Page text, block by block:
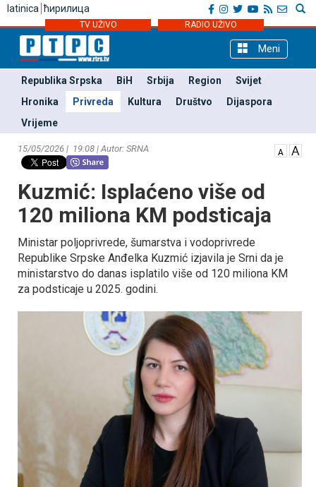
latinica ћирилица
TV UŽIVO RADIO UŽIVO
Meni
Republika Srpska BiH Srbija Region
Svijet
Hronika
Privreda Kultura Društvo
Dijaspora
Vrijeme
15/05/2026 | 19:08 | Autor: SRNA
Kuzmić: Isplaćeno više od
120 miliona KM podsticaja
Ministar poljoprivrede, šumarstva i vodoprivrede
Republike Srpske Anđelka Kuzmić izjavila je Srni da je
ministarstvo do danas isplatilo više od 120 miliona KM
za podsticaje u 2025. godini.